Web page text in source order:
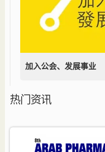
加入公会、发展事业
热门资讯